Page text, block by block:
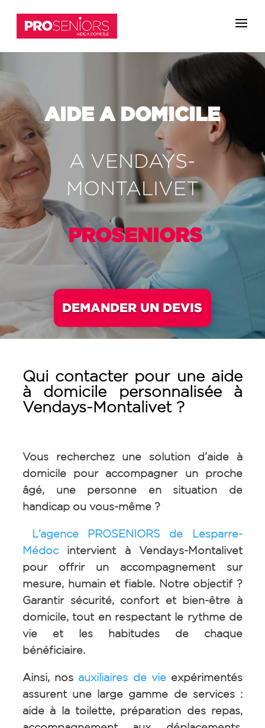
AIDE A DOMICILE
A VENDAYS-
MONTALIVET
PROSENIORS
DEMANDER UN DEVIS
Qui contacter pour une aide
à domicile personnalisée à
Vendays-Montalivet?
Vous recherchez une solution d’aide à
domicile pour accompagner un proche
âgé, une personne en situation de
handicap ou vous-même ?
L’agence PROSENIORS de Lesparre-
Médocintervient à Vendays-Montalivet
pour offrir un accompagnement sur
mesure, humain et fiable. Notre objectif ?
Garantir sécurité, confort et bien-être à
domicile, tout en respectant le rythme de
vie et les habitudes de chaque
bénéficiaire.
Ainsi, nos auxiliaires de vieexpérimentés
assurent une large gamme de services :
aide à la toilette, préparation des repas,